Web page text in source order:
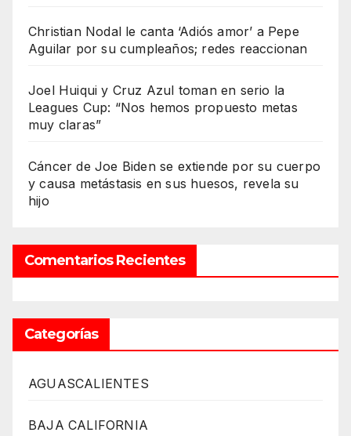
Christian Nodal le canta ‘Adiós amor’ a Pepe
Aguilar por su cumpleaños; redes reaccionan
Joel Huiqui y Cruz Azul toman en serio la
Leagues Cup: “Nos hemos propuesto metas
muy claras”
Cáncer de Joe Biden se extiende por su cuerpo
y causa metástasis en sus huesos, revela su
hijo
Comentarios Recientes
Categorías
AGUASCALIENTES
BAJA CALIFORNIA